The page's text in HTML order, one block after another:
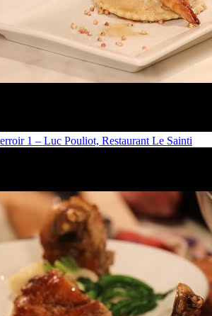
1 – Luc Pouliot, Restaurant Le Sainti